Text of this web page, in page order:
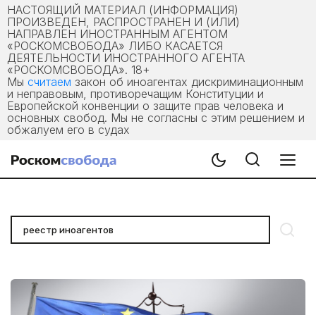
НАСТОЯЩИЙ МАТЕРИАЛ (ИНФОРМАЦИЯ)
ПРОИЗВЕДЕН, РАСПРОСТРАНЕН И (ИЛИ)
НАПРАВЛЕН ИНОСТРАННЫМ АГЕНТОМ
«РОСКОМСВОБОДА» ЛИБО КАСАЕТСЯ
ДЕЯТЕЛЬНОСТИ ИНОСТРАННОГО АГЕНТА
«РОСКОМСВОБОДА». 18+
Мы считаем закон об иноагентах дискриминационным
и неправовым, противоречащим Конституции и
Европейской конвенции о защите прав человека и
основных свобод. Мы не согласны с этим решением и
обжалуем его в судах